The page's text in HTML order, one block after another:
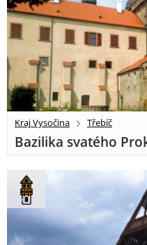
Kraj Vysočina Třebíč
Bazilika svatého